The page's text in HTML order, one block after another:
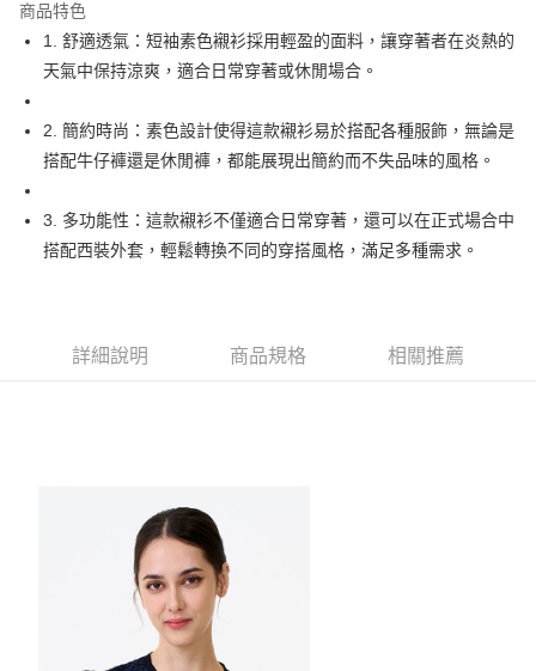
悠遊付
大哥付你分期
相關說明
【大哥付你分期使用說明】
1.本服務由台灣大哥大提供，台灣大哥大用戶可立即使用無須另外申請。
2.付款方式選擇「大哥付你分期」，訂單成立後會自動跳轉到大哥付的交易
流程，驗證手機門號後，選擇欲分期的期數、繳款截止日，確認付款後即完
成交易。
3.實際核准額度、可分期數及費用金額請依後續交易確認頁面所載為準。
4.訂單成立30分鐘內，如未前往確認交易或遇審核未通過，訂單將自動取
醒簡訊。
買賣價金債權讓與本公司後，依約使用本公司帳單繳交帳款。
2.基於同意付款使用「大哥付你分期」之契約關係目的，商店將以您的個人
資料（包含姓名、電話或地址）提供予台灣大哥大進項蒐集、處理及利用，
由本公司與您本人進行分期帳單所需資料之確認、核對及更正。
3.完整用戶服務條款，請詳閱以下連結：
AFTEE先享後付
相關說明
【關於「AFTEE先享後付」】
AFTEE先享後付是「在收到商品之後才付款」的支付方式。 讓您購物簡單
便利好安心！
１．簡單：不需註冊會員、不需綁卡、不需儲值。
【「AFTEE先享後付」結帳流程】
１．於結帳方式選擇「AFTEE先享後付」後，將跳轉至「AFTEE先享後付」
後付繳納相關費用。
※ 交易是否成功請以「AFTEE先享後付 」之結帳頁面顯示為準，若有關於
是否繳費成功／繳費後需取消欲退款等相關疑問，請聯繫「AFTEE先享後付
https://netprotections.freshdesk.com/support/home
１．透過由恩沛科技股份有限公司提供之「AFTEE先享後付」服務完成之交
ATM付款
付款後萊爾富取貨
商品特色
1. 舒適透氣：短袖素色襯衫採用輕盈的面料，讓穿著者在炎熱的
天氣中保持涼爽，適合日常穿著或休閒場合。
2. 簡約時尚：素色設計使得這款襯衫易於搭配各種服飾，無論是
搭配牛仔褲還是休閒褲，都能展現出簡約而不失品味的風格。
3. 多功能性：這款襯衫不僅適合日常穿著，還可以在正式場合中
搭配西裝外套，輕鬆轉換不同的穿搭風格，滿足多種需求。
詳細說明 商品規格 相關推薦